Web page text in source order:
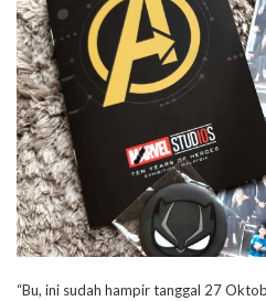
“Bu, ini sudah hampir tanggal 27